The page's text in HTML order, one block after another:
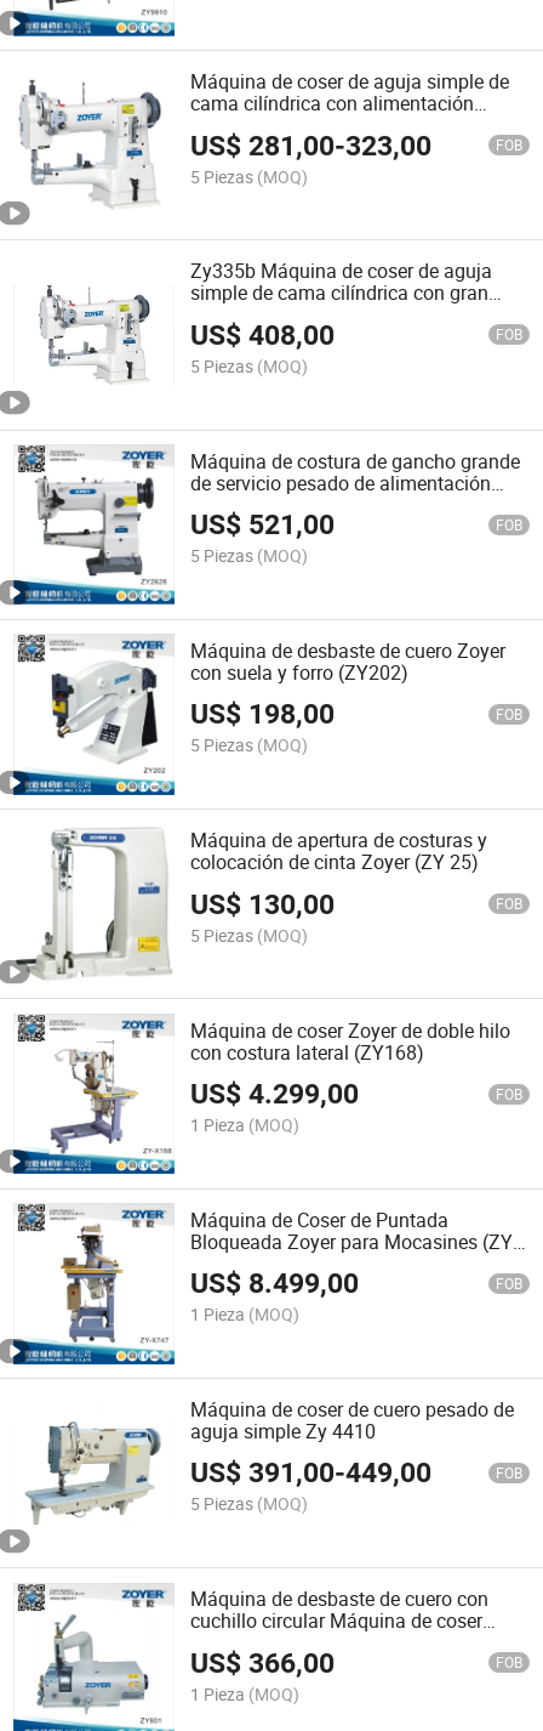
Máquina de coser de aguja simple de
cama cilíndrica con alimentación
(ZY335)
US$281,00-323,00 FOB
5 Piezas (MOQ)
Zy335b Máquina de coser de aguja
simple de cama cilíndrica con gran
gancho de alta resistencia
US$408,00 FOB
5 Piezas (MOQ)
Máquina de costura de gancho grande
de servicio pesado de alimentación
compuesta de lecho cilíndrico de Zoyer
(ZY2628)
US$ 521,00 FOB
5 Piezas (MOQ)
Máquina de desbaste de cuero Zoyer
con suela y forro (ZY202)
US$ 198,00 FOB
5 Piezas (MOQ)
Máquina de apertura de costuras y
colocación de cinta Zoyer (ZY 25)
US$ 130,00 FOB
5 Piezas (MOQ)
Máquina de coser Zoyer de doble hilo
con costura lateral (ZY168)
US$4.299,00 FOB
1 Pieza (MOQ)
Máquina de Coser de Puntada
Bloqueada Zoyer para Mocasines (ZY
T747)
US$ 8.499,00 FOB
1 Pieza (MOQ)
Máquina de coser de cuero pesado de
aguja simple Zy 4410
US$391,00-449,00 FOB
5 Piezas (MOQ)
Máquina de desbaste de cuero con
cuchillo circular Máquina de coser
US$366,00 FOB
1 Pieza (MOQ)